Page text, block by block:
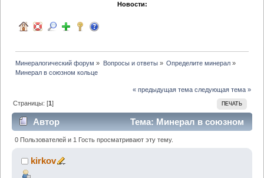
Новости:
Минералогический форум » Вопросы и ответы» Определите минерал»
Минерал в союзном кольце
« предыдущая тема следующая тема »
ПЕЧАТЬ
Страницы: [1]
Автор
Тема: Минерал в союзном
кольце (Прочитано 993 раз)
0 Пользователей и 1 Гость просматривают эту тему.
kirkov